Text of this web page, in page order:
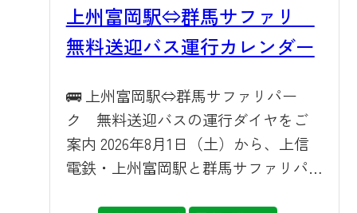
お楽しみいただけます。園内周遊バ
スやエサやりバスツアーでは、間近
で動物たちの表情を見ることがで
き、お子様にも大好評です。ふしぎ
の動物の森やふれあいハウスでは、
うさぎやモルモットとのふれあいも
お楽しみいただけます。紅葉も見頃
を迎え、動物たちと自然の両方を満
喫できる季節です。 🍽レストラン・
小学生以下のお子様は入園料が無料
となります。ご家族みなさまで、い
ふれあいをお楽しみいただけます。
マイカーでの入園はもちろん、園内
周遊バスやガイドツアーもあわせて
ご利用いただくと、サファリ体験が
上州富岡駅⇔群馬サファリ
無料送迎バス運行カレンダー
🚌 上州富岡駅⇔群馬サファリパー
ク 無料送迎バスの運行ダイヤをご
案内 2026年8月1日（土）から、上信
電鉄・上州富岡駅と群馬サファリパ